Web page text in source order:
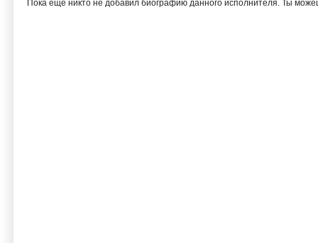
Пока еще никто не добавил биографию данного исполнителя. Ты